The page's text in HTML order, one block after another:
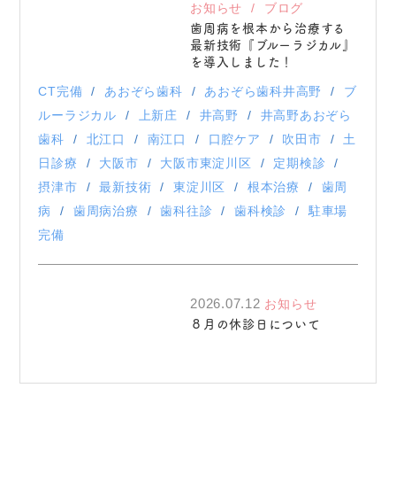
お知らせ ブログ
歯周病を根本から治療する
最新技術『ブルーラジカル』
を導入しました！
CT完備 あおぞら歯科 あおぞら歯科井高野
ブ
ルーラジカル
上新庄 井高野
井高野あおぞら
歯科
北江口 南江口 口腔ケア 吹田市
土
日診療
大阪市 大阪市東淀川区
定期検診
摂津市
最新技術 東淀川区 根本治療
歯周
病
歯周病治療 歯科往診 歯科検診
駐車場
完備
2026.07.12 お知らせ
８月の休診日について